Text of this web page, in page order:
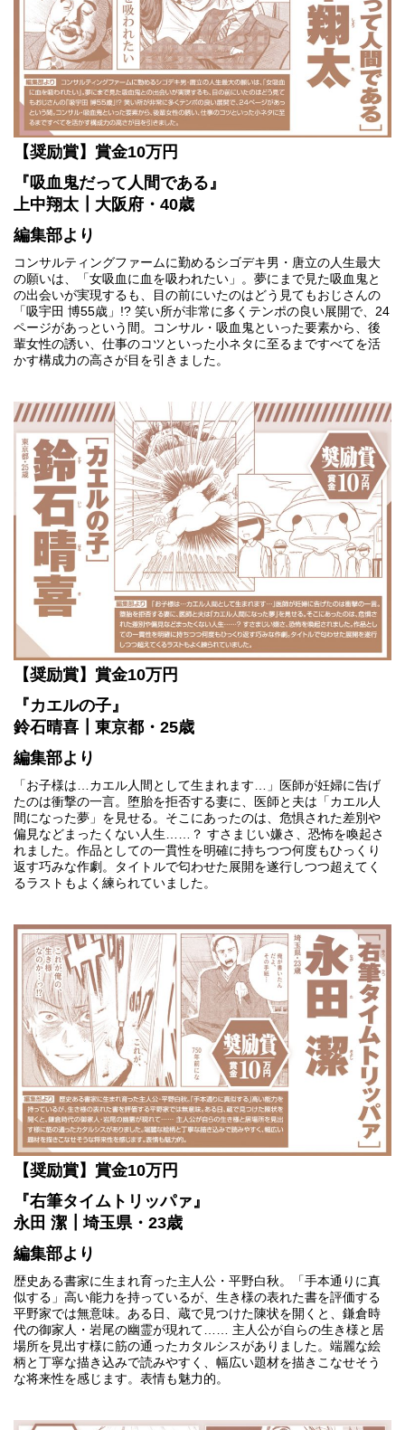
【奨励賞】賞金10万円
『吸血鬼だって人間である』
上中翔太┃大阪府・40歳
編集部より
コンサルティングファームに勤めるシゴデキ男・唐立の人生最大
の願いは、「女吸血に血を吸われたい」。夢にまで見た吸血鬼と
の出会いが実現するも、目の前にいたのはどう見てもおじさんの
「吸宇田 博55歳」!? 笑い所が非常に多くテンポの良い展開で、24
ページがあっという間。コンサル・吸血鬼といった要素から、後
輩女性の誘い、仕事のコツといった小ネタに至るまですべてを活
かす構成力の高さが目を引きました。
【奨励賞】賞金10万円
『カエルの子』
鈴石晴喜┃東京都・25歳
編集部より
「お子様は…カエル人間として生まれます…」医師が妊婦に告げ
たのは衝撃の一言。堕胎を拒否する妻に、医師と夫は「カエル人
間になった夢」を見せる。そこにあったのは、危惧された差別や
偏見などまったくない人生……？ すさまじい嫌さ、恐怖を喚起さ
れました。作品としての一貫性を明確に持ちつつ何度もひっくり
返す巧みな作劇。タイトルで匂わせた展開を遂行しつつ超えてく
るラストもよく練られていました。
【奨励賞】賞金10万円
『右筆タイムトリッパァ』
永田 潔┃埼玉県・23歳
編集部より
歴史ある書家に生まれ育った主人公・平野白秋。「手本通りに真
似する」高い能力を持っているが、生き様の表れた書を評価する
平野家では無意味。ある日、蔵で見つけた陳状を開くと、鎌倉時
代の御家人・岩尾の幽霊が現れて…… 主人公が自らの生き様と居
場所を見出す様に筋の通ったカタルシスがありました。端麗な絵
柄と丁寧な描き込みで読みやすく、幅広い題材を描きこなせそう
な将来性を感じます。表情も魅力的。